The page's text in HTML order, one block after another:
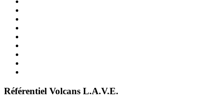
Référentiel Volcans L.A.V.E.